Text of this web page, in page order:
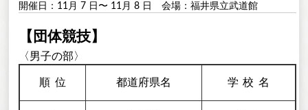
開催日：11月 7 日〜 11月 8 日 会場：福井県立武道館
【団体競技】
〈男子の部〉
順 位 都道府県名 学校 名